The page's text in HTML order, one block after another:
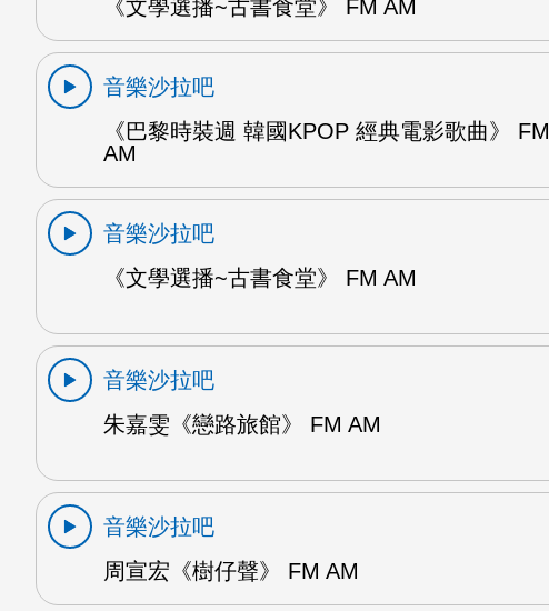
《文學選播~古書食堂》 FM AM
音樂沙拉吧
《巴黎時裝週 韓國KPOP 經典電影歌曲》 FM
AM
音樂沙拉吧
《文學選播~古書食堂》 FM AM
音樂沙拉吧
朱嘉雯《戀路旅館》 FM AM
音樂沙拉吧
周宣宏《樹仔聲》 FM AM